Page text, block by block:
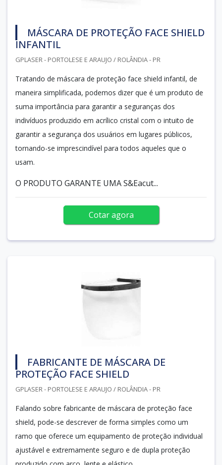
MÁSCARA DE PROTEÇÃO FACE SHIELD
INFANTIL
GPLASER - PORTOLESE E ARAUJO / ROLÂNDIA - PR
Tratando de máscara de proteção face shield infantil, de
maneira simplificada, podemos dizer que é um produto de
suma importância para garantir a seguranças dos
indivíduos produzido em acrílico cristal com o intuito de
garantir a segurança dos usuários em lugares públicos,
tornando-se imprescindível para todos aqueles que o
usam.
O PRODUTO GARANTE UMA S&Eacut...
Cotar agora
FABRICANTE DE MÁSCARA DE
PROTEÇÃO FACE SHIELD
GPLASER - PORTOLESE E ARAUJO / ROLÂNDIA - PR
Falando sobre fabricante de máscara de proteção face
shield, pode-se descrever de forma simples como um
ramo que oferece um equipamento de proteção individual
ajustável e extremamente seguro e de dupla proteção